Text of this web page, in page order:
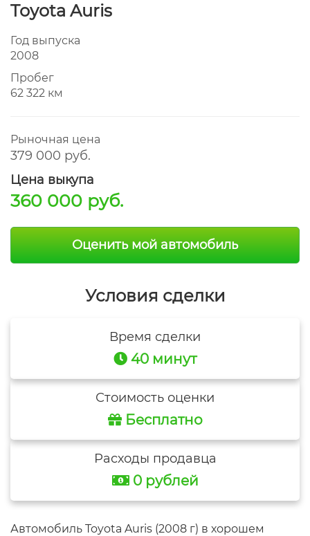
Toyota Auris
Год выпуска
2008
Пробег
62 322 км
Рыночная цена
379 000 руб.
Цена выкупа
360 000 руб.
Оценить мой автомобиль
Условия сделки
Время сделки
40 минут
Стоимость оценки
Бесплатно
Расходы продавца
0 рублей
Автомобиль Toyota Auris (2008 г) в хорошем